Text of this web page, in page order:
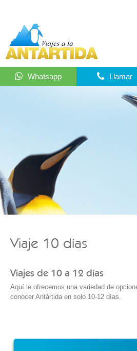
Whatsapp Llamar
Viaje 10 días
Viajes de 10 a 12 días
Aquí le ofrecemos una variedad de
conocer Antártida en solo 10-12 días.